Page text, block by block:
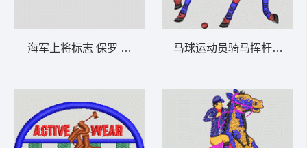
海军上将标志 保罗 骑马 polo 男马球运动员骑马挥杆 保罗